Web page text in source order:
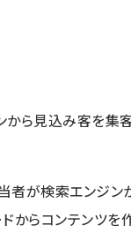
ら見込み客を集
者が検索エンジ
からコンテンツを